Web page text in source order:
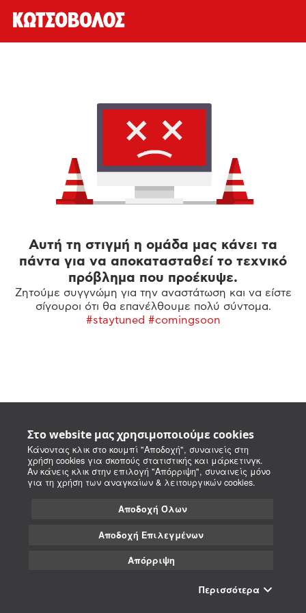
Στο website μας χρησιμοποιούμε cookies
Κάνοντας κλικ στο κουμπί "Αποδοχή", συναινείς στη
χρήση cookies για σκοπούς στατιστικής και μάρκετινγκ.
Αν κάνεις κλικ στην επιλογή "Απόρριψη", συναινείς μόνο
για τη χρήση των αναγκαίων & λειτουργικών cookies.
Αποδοχή Όλων
Αποδοχή Επιλεγμένων
Απόρριψη
Περισσότερα
Αυτή τη στιγμή η ομάδα μας κάνει τα
πάντα για να αποκατασταθεί το τεχνικό
πρόβλημα που προέκυψε.
Ζητούμε συγγνώμη για την αναστάτωση και να είστε
σίγουροι ότι θα επανέλθουμε πολύ σύντομα.
#staytuned #comingsoon